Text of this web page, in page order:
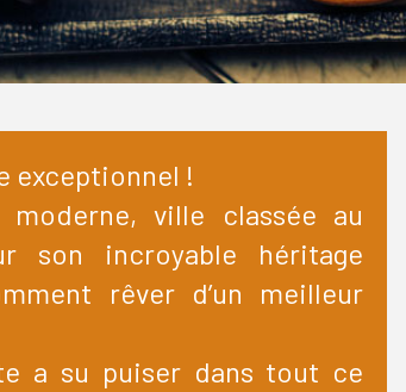
exceptionnel !
ville classée au
son incroyable héritage
rêver d’un meilleur
a su puiser dans tout ce